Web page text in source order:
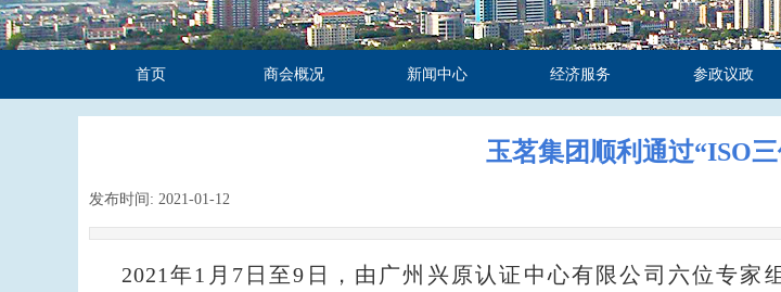
首页 商会概况 新闻中心 经济服务 参政议政
玉茗集团顺利通过“ISO
发布时间: 2021-01-12
2021年1月7日至9日 ，由 广州 兴原认证中心有限公司 六位专家